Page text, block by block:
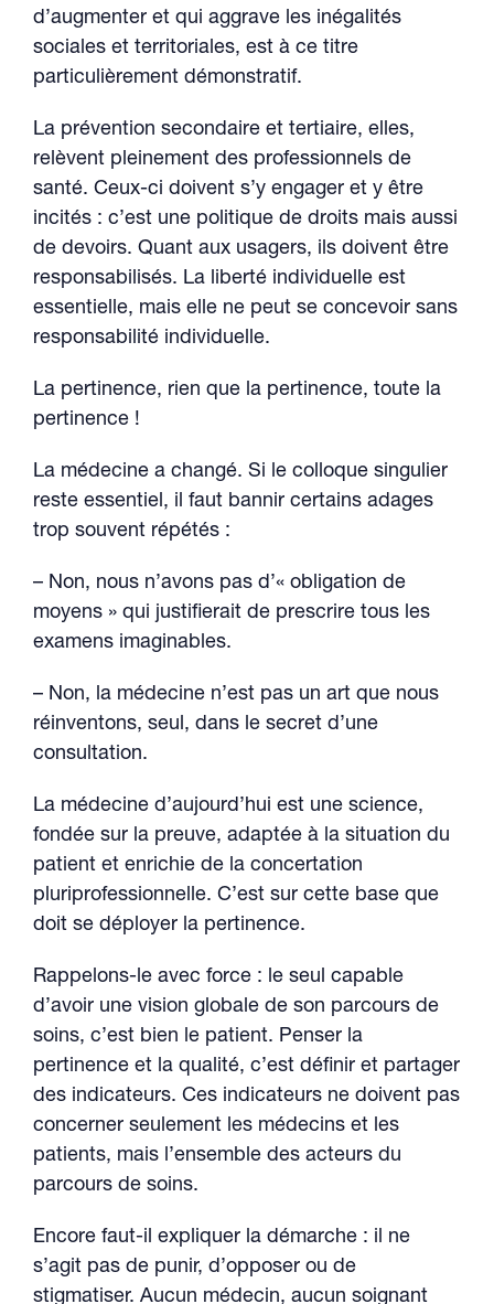
d’augmenter et qui aggrave les inégalités
sociales et territoriales, est à ce titre
particulièrement démonstratif.
La prévention secondaire et tertiaire, elles,
relèvent pleinement des professionnels de
santé. Ceux-ci doivent s’y engager et y être
incités : c’est une politique de droits mais aussi
de devoirs. Quant aux usagers, ils doivent être
responsabilisés. La liberté individuelle est
essentielle, mais elle ne peut se concevoir sans
responsabilité individuelle.
La pertinence, rien que la pertinence, toute la
pertinence !
La médecine a changé. Si le colloque singulier
reste essentiel, il faut bannir certains adages
trop souvent répétés :
– Non, nous n’avons pas d’« obligation de
moyens » qui justifierait de prescrire tous les
examens imaginables.
– Non, la médecine n’est pas un art que nous
réinventons, seul, dans le secret d’une
consultation.
La médecine d’aujourd’hui est une science,
fondée sur la preuve, adaptée à la situation du
patient et enrichie de la concertation
pluriprofessionnelle. C’est sur cette base que
doit se déployer la pertinence.
Rappelons-le avec force : le seul capable
d’avoir une vision globale de son parcours de
soins, c’est bien le patient. Penser la
pertinence et la qualité, c’est définir et partager
des indicateurs. Ces indicateurs ne doivent pas
concerner seulement les médecins et les
patients, mais l’ensemble des acteurs du
parcours de soins.
Encore faut-il expliquer la démarche : il ne
s’agit pas de punir, d’opposer ou de
stigmatiser. Aucun médecin, aucun soignant